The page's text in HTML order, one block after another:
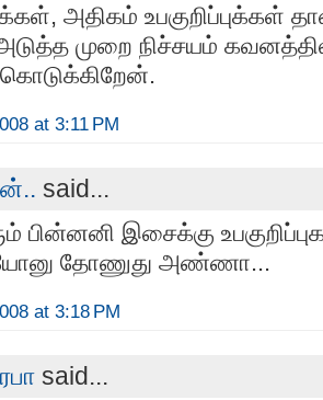
அதிகம் உபகுறிப்புக்கள்
முறை நிச்சயம் கவனத்தில்
at 3:11 PM
said...
பின்னனி இசைக்கு
தோணுது அண்ணா...
at 3:18 PM
said...